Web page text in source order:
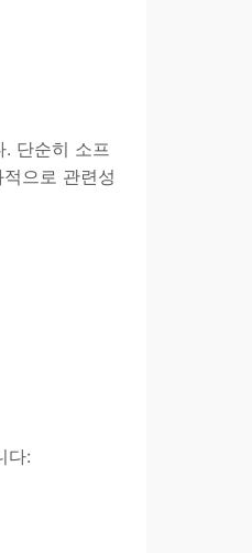
단순히 소프
으로 관련성
다: